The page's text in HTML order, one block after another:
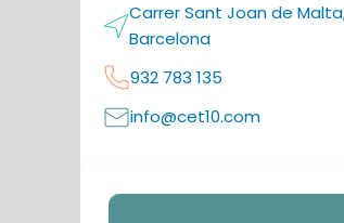
Carrer Sant Joan de
Barcelona
932 783 135
info@cet10.com